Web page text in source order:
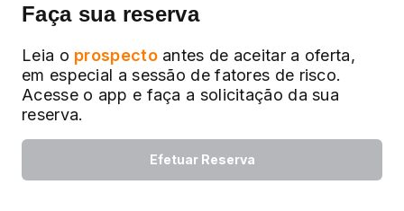
Faça sua reserva
Leia o prospecto antes de aceitar a oferta,
em especial a sessão de fatores de risco.
Acesse o app e faça a solicitação da sua
reserva.
Efetuar Reserva